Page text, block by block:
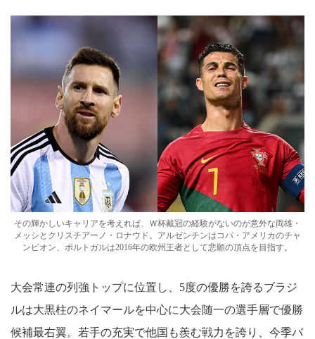
その輝かしいキャリアを考えれば、Ｗ杯戴冠の経験がないのが意外な両雄・
メッシとクリスチアーノ・ロナウド。アルゼンチンはコパ・アメリカのチャ
ンピオン、ポルトガルは2016年の欧州王者として悲願の頂点を目指す。
大会常連の列強トップに位置し、5度の優勝を誇るブラジ
ルは大黒柱のネイマールを中心に大会随一の選手層で優勝
候補最右翼。若手の充実で他国も羨む戦力を誇り、今季バ